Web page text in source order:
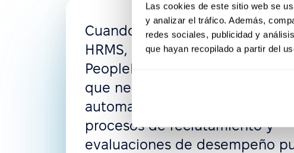
Las cookies de este sitio web se
y analizar el tráfico. Además,
redes sociales, publicidad y
que hayan recopilado a partir del
Cuando estuve buscando un
HRMS, me impresionó la
PeopleForce, donde puedes
que necesites: derechos de
automatizados, políticas de
procesos de reclutamiento y
evaluaciones de desempeño